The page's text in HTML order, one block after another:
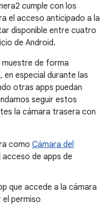
cumple con los
el acceso anticipado a la
disponible entre cuatro
de Android.
muestre de forma
especial durante las
otras apps puedan
seguir estos
la cámara trasera con
como Cámara del
de apps de
que accede a la cámara
el permiso